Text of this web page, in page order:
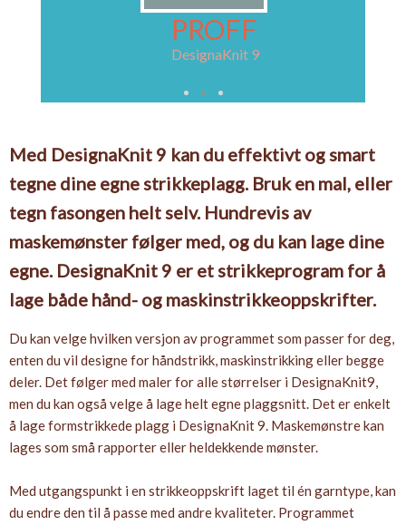
PROFF
DesignaKnit 9
Med DesignaKnit 9 kan du effektivt og smart
tegne dine egne strikkeplagg. Bruk en mal, eller
tegn fasongen helt selv. Hundrevis av
maskemønster følger med, og du kan lage dine
egne. DesignaKnit 9 er et strikkeprogram for å
lage både hånd- og maskinstrikkeoppskrifter.
Du kan velge hvilken versjon av programmet som passer for deg,
enten du vil designe for håndstrikk, maskinstrikking eller begge
deler. Det følger med maler for alle størrelser i DesignaKnit9,
men du kan også velge å lage helt egne plaggsnitt. Det er enkelt
å lage formstrikkede plagg i DesignaKnit 9. Maskemønstre kan
lages som små rapporter eller heldekkende mønster.
Med utgangspunkt i en strikkeoppskrift laget til én garntype, kan
du endre den til å passe med andre kvaliteter. Programmet